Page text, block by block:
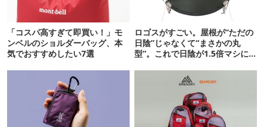
「コスパ高すぎて即買い！」モ
ンベルのショルダーバッグ、本
気でおすすめしたい7選
ロゴスがすごい。屋根が“ただの
日陰”じゃなくて“まさかの丸
型”。これで日陰が1.5倍マシに